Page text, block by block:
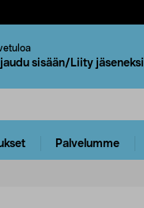
sisään/Liity jäseneksi
Palvelumme